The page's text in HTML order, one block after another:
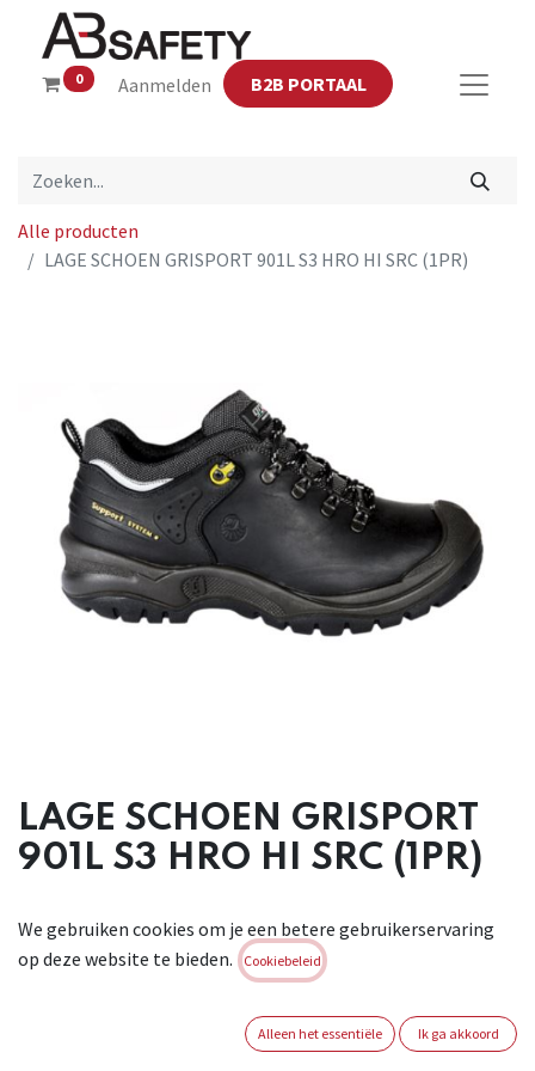
0 Aanmelden B2B PORTAAL
Alle producten
LAGE SCHOEN GRISPORT 901L S3 HRO HI SRC (1PR)
LAGE SCHOEN GRISPORT
901L S3 HRO HI SRC (1PR)
synthetische
antiperforatiezool en een stalen 200J neus. Voorzien van een
abrasiebestendige voering in Cambrelle textiel. Beter
We gebruiken cookies om je een betere gebruikerservaring
op deze website te bieden.
Cookiebeleid
Alleen het essentiële Ik ga akkoord